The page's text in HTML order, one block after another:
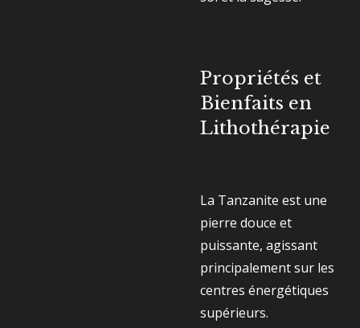
Propriétés et
Bienfaits en
Lithothérapie
La Tanzanite est une
pierre douce et
puissante, agissant
principalement sur les
centres énergétiques
supérieurs.